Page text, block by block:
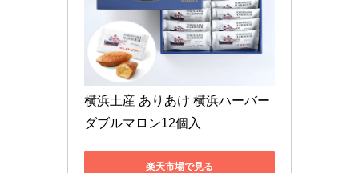
横浜土産 ありあけ 横浜ハーバー
ダブルマロン12個入
楽天市場で見る